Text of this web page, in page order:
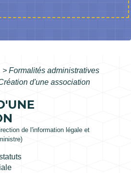
> Formalités administratives
d'une association
de l'information légale et